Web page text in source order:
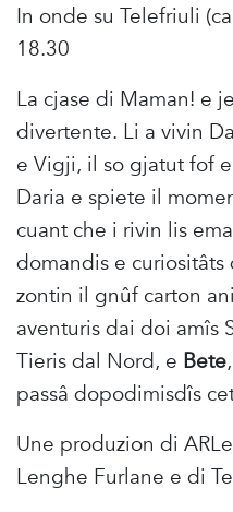
In onde su Telefriuli
18.30
La cjase di Maman! e
divertente. Li a vivin
e Vigji, il so gjatut fof
Daria e spiete il
cuant che i rivin lis
domandis e curiositâts
zontin il gnûf carton
aventuris dai doi amîs
Tieris dal Nord, e Bete
passâ dopodimisdîs
Une produzion di
Lenghe Furlane e di